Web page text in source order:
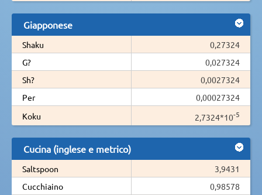
Giapponese
Shaku
0,27324
G?
0,027324
Sh?
0,0027324
Per
0,00027324
Koku
2,7324*10-5
Cucina (inglese e metrico)
Saltspoon
3,9431
Cucchiaino
0,98578